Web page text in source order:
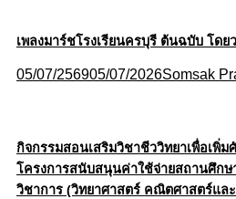
เพลงมาร์ชโรงเรียนครบุรี ต้นฉบับ โด
05/07/256905/07/2026Somsak
กิจกรรมสอนเสริมวิชาชีววิทยาเพื่อเพิ่
โครงการสนับสนุนค่าใช้จ่ายสถานศึกษ
วิชาการ (วิทยาศาสตร์ คณิตศาสตร์แล